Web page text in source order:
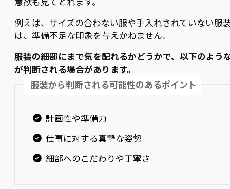
例えば、サイズの合わない服や手入れされていない服
は、準備不足な印象を与えかねません。
服装の細部にまで気を配れるかどうかで、以下のよう
が判断される場合があります。
服装から判断される可能性のあるポイント
計画性や準備力
仕事に対する真摯な姿勢
細部へのこだわりや丁寧さ